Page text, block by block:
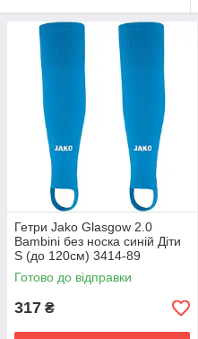
Гетри Jako Glasgow 2.0
Bambini без носка синій Діти
S (до 120см) 3414-89
Готово до відправки
317 ₴